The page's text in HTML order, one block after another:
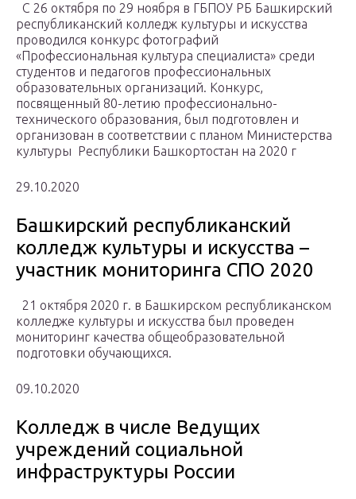
С 26 октября по 29 ноября в ГБПОУ РБ Башкирский
республиканский колледж культуры и искусства
проводился конкурс фотографий
«Профессиональная культура специалиста» среди
студентов и педагогов профессиональных
образовательных организаций. Конкурс,
посвященный 80-летию профессионально-
технического образования, был подготовлен и
организован в соответствии с планом Министерства
культуры Республики Башкортостан на 2020 г
29.10.2020
Башкирский республиканский
колледж культуры и искусства –
участник мониторинга СПО 2020
21 октября 2020 г. в Башкирском республиканском
колледже культуры и искусства был проведен
мониторинг качества общеобразовательной
подготовки обучающихся.
09.10.2020
Колледж в числе Ведущих
учреждений социальной
инфраструктуры России